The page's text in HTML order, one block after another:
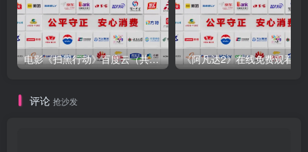
电影《扫黑行动》百度云（共享）网盘【完整1080P国语】无删减
评论 抢沙发